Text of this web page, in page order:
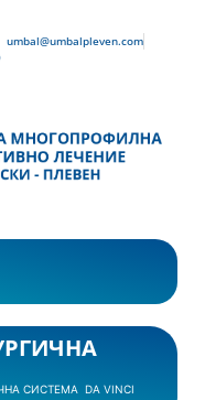
umbal@umbalpleven.com
СИСТЕМА DA VINCI